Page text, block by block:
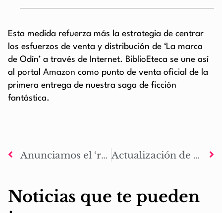
Esta medida refuerza más la estrategia de centrar
los esfuerzos de venta y distribución de ‘La marca
de Odín’ a través de Internet. BiblioEteca se une así
al portal Amazon como punto de venta oficial de la
primera entrega de nuestra saga de ficción
fantástica.
Anunciamos el ‘reto de la comunidad #01’ con el que desbloquear el prólogo de La Marca de Odín: El despertar Actualización de contenido – Sevilla: Las cenizas del amanecer
Noticias que te pueden